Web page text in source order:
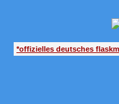
*offizielles deutsches